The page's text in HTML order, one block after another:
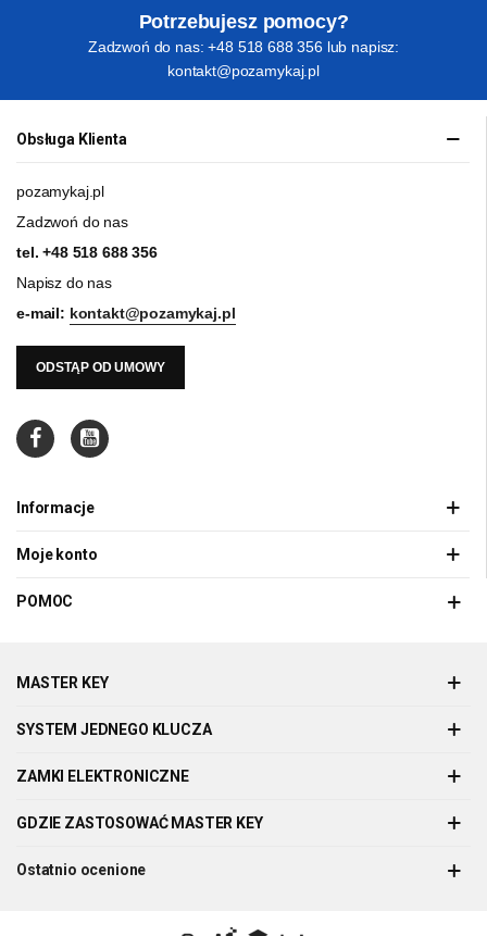
Potrzebujesz pomocy?
Zadzwoń do nas: +48 518 688 356 lub napisz:
kontakt@pozamykaj.pl
Obsługa Klienta
pozamykaj.pl
Zadzwoń do nas
tel.+48 518 688 356
Napisz do nas
e-mail: kontakt@pozamykaj.pl
ODSTĄP OD UMOWY
Informacje
Moje konto
POMOC
MASTER KEY
SYSTEM JEDNEGO KLUCZA
ZAMKI ELEKTRONICZNE
GDZIE ZASTOSOWAĆ MASTER KEY
Ostatnio ocenione